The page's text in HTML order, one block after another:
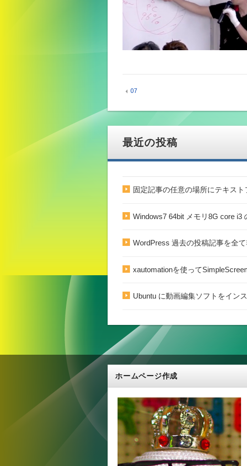
07
最近の投稿
固定記事の任意の場所にテキス
Windows7 64bit メモリ8G core i3
WordPress 過去の投稿記事を全
xautomationを使って
Ubuntu に動画編集ソフトをイン
ホームページ作成